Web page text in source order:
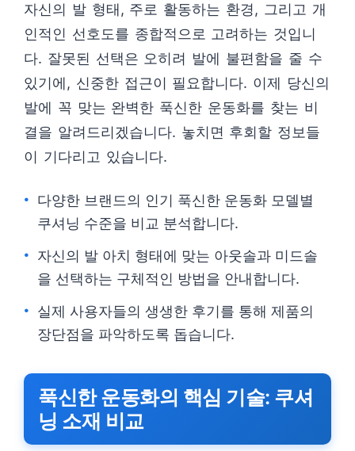
자신의 발 형태, 주로 활동하는 환경, 그리고 개
인적인 선호도를 종합적으로 고려하는 것입니
다. 잘못된 선택은 오히려 발에 불편함을 줄 수
있기에, 신중한 접근이 필요합니다. 이제 당신의
발에 꼭 맞는 완벽한 푹신한 운동화를 찾는 비
결을 알려드리겠습니다. 놓치면 후회할 정보들
이 기다리고 있습니다.
다양한 브랜드의 인기 푹신한 운동화 모델별
쿠셔닝 수준을 비교 분석합니다.
자신의 발 아치 형태에 맞는 아웃솔과 미드솔
을 선택하는 구체적인 방법을 안내합니다.
실제 사용자들의 생생한 후기를 통해 제품의
장단점을 파악하도록 돕습니다.
푹신한 운동화의 핵심 기술: 쿠셔
닝 소재 비교